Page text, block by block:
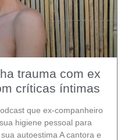
trauma com ex
críticas íntimas
que ex-companheiro
higiene pessoal para
autoestima A cantora e